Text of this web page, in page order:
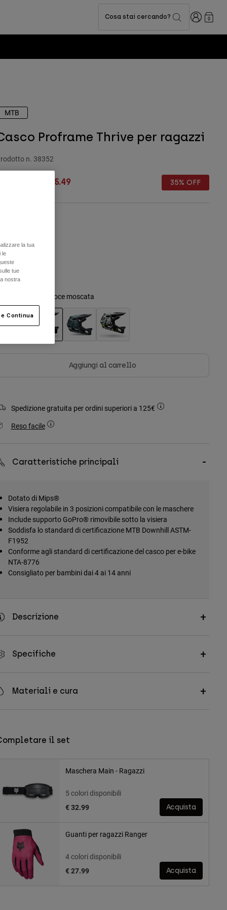
Cosa stai cercando? Accedi0
MTB
Proframe Thrive per ragazzi
n. 38352
reduced from
€ 175.49 35% OFF
Taglia
Unica
Marrone noce moscata
selezionato
Aggiungi al carrello
Spedizione gratuita per ordini superiori a 125€
Reso facile
Caratteristiche principali
Dotato di Mips®
Visiera regolabile in 3 posizioni compatibile con le maschere
Include supporto GoPro® rimovibile sotto la visiera
Soddisfa lo standard di certificazione MTB Downhill ASTM-
F1952
Conforme agli standard di certificazione del casco per e-bike
NTA-8776
Consigliato per bambini dai 4 ai 14 anni
Descrizione
Specifiche
Materiali e cura
il set
Maschera Main - Ragazzi
5 colori disponibili
€ 32.99
Acquista
Guanti per ragazzi Ranger
4 colori disponibili
€ 27.99
Acquista
la tua
le
tue
nostra
Continua